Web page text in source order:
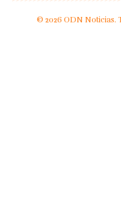
© 2026 ODN Noticias.